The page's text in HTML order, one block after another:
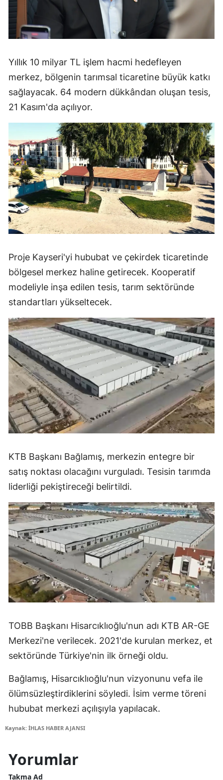
Yıllık 10 milyar TL işlem hacmi hedefleyen
merkez, bölgenin tarımsal ticaretine büyük katkı
sağlayacak. 64 modern dükkândan oluşan tesis,
21 Kasım'da açılıyor.
Proje Kayseri'yi hububat ve çekirdek ticaretinde
bölgesel merkez haline getirecek. Kooperatif
modeliyle inşa edilen tesis, tarım sektöründe
standartları yükseltecek.
KTB Başkanı Bağlamış, merkezin entegre bir
satış noktası olacağını vurguladı. Tesisin tarımda
liderliği pekiştireceği belirtildi.
TOBB Başkanı Hisarcıklıoğlu'nun adı KTB AR-GE
Merkezi'ne verilecek. 2021'de kurulan merkez, et
sektöründe Türkiye'nin ilk örneği oldu.
Bağlamış, Hisarcıklıoğlu'nun vizyonunu vefa ile
ölümsüzleştirdiklerini söyledi. İsim verme töreni
hububat merkezi açılışıyla yapılacak.
Kaynak: İHLAS HABER AJANSI
Yorumlar
Takma Ad